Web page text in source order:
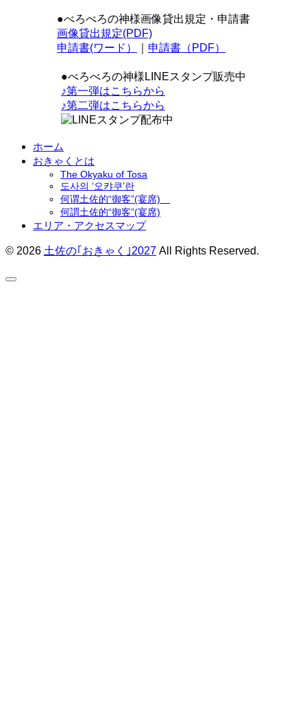
●べろべろの神様画像貸出規定・申請書
画像貸出規定(PDF)
申請書(ワード）
申請書（PDF）
●べろべろの神様LINEスタンプ販売中
♪第一弾はこちらから
♪第二弾はこちらから
ホーム
おきゃくとは
The Okyaku of Tosa
도사의 ‘오캬쿠’란
何谓土佐的“御客”(宴席)
何謂土佐的“御客”(宴席)
エリア・アクセスマップ
© 2026 土佐の｢おきゃく｣2027 All Rights Reserved.